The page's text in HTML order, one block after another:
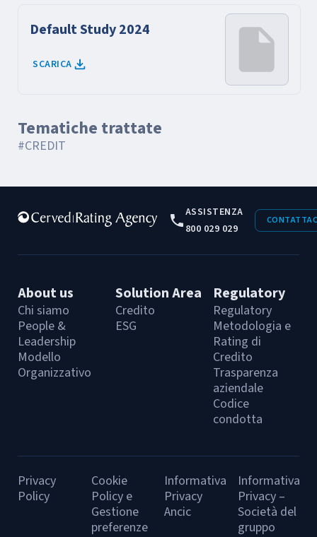
Default Study 2024
SCARICA
Tematiche trattate
#CREDIT
ASSISTENZA
800 029 029
About us
Chi siamo
People &
Leadership
Modello
Organizzativo
Solution Area
Credito
ESG
Regulatory
Regulatory
Metodologia e
Rating di
Credito
Trasparenza
aziendale
Codice
condotta
Privacy
Policy
Cookie
Policy e
Gestione
preferenze
Informativa
Privacy
Ancic
Informativa
Privacy –
Società del
gruppo